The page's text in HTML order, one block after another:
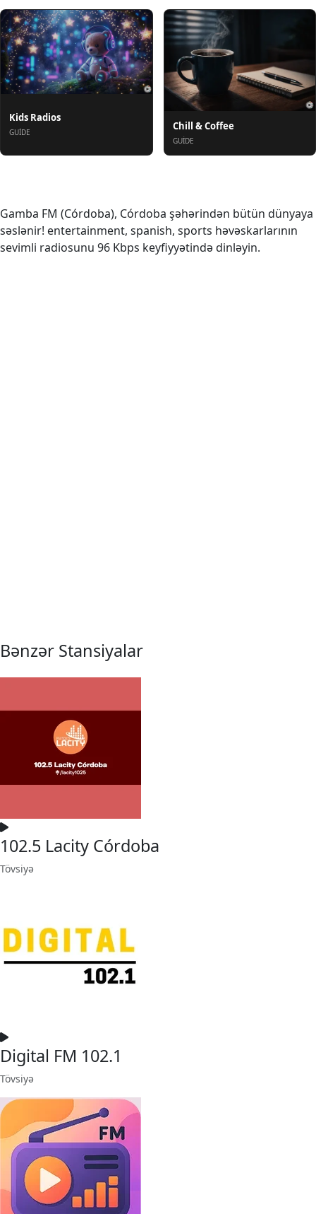
Kids Radios
GUIDE
Chill & Coffee
GUIDE
Gamba FM (Córdoba), Córdoba şəhərindən bütün dünyaya
səslənir! entertainment, spanish, sports həvəskarlarının
sevimli radiosunu 96 Kbps keyfiyyətində dinləyin.
Bənzər Stansiyalar
102.5 Lacity Córdoba
Tövsiyə
Digital FM 102.1
Tövsiyə